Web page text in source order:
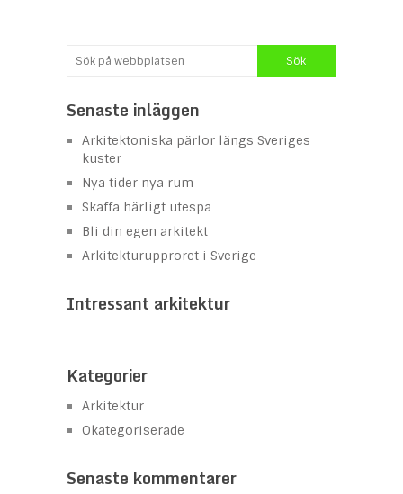
Senaste inläggen
Arkitektoniska pärlor längs Sveriges
kuster
Nya tider nya rum
Skaffa härligt utespa
Bli din egen arkitekt
Arkitekturupproret i Sverige
Intressant arkitektur
Kategorier
Arkitektur
Okategoriserade
Senaste kommentarer